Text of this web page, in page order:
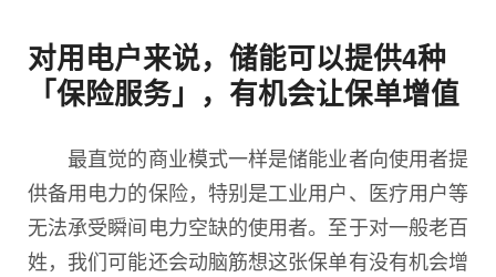
对用电户来说，储能可以提供4种
「保险服务」，有机会让保单增值
最直觉的商业模式一样是储能业者向使用者提
供备用电力的保险，特别是工业用户、医疗用户等
无法承受瞬间电力空缺的使用者。至于对一般老百
姓，我们可能还会动脑筋想这张保单有没有机会增